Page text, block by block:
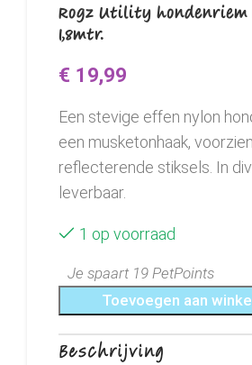
Rogz Utility hondenriem
1,8mtr.
€ 19,99
Een stevige effen nylon
een musketonhaak,
reflecterende stiksels. In
leverbaar.
1 op voorraad
Je spaart 19 PetPoints
Toevoegen aan
Beschrijving